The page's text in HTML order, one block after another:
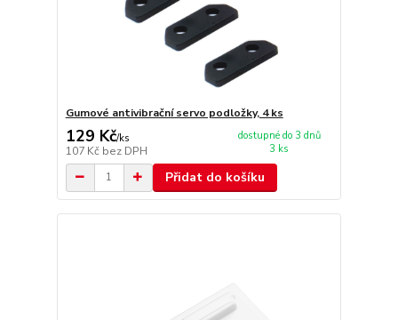
Gumové antivibrační servo podložky, 4 ks
129 Kč/ks
107 Kč bez DPH
dostupné do 3 dnů
3 ks
Přidat do košíku